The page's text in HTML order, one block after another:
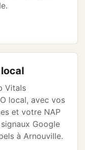
Vitals
local, avec vos
et votre NAP
Google
à Arnouville.